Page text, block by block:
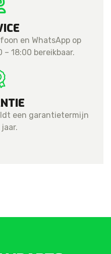
en WhatsApp op
18:00 bereikbaar.
een garantietermijn